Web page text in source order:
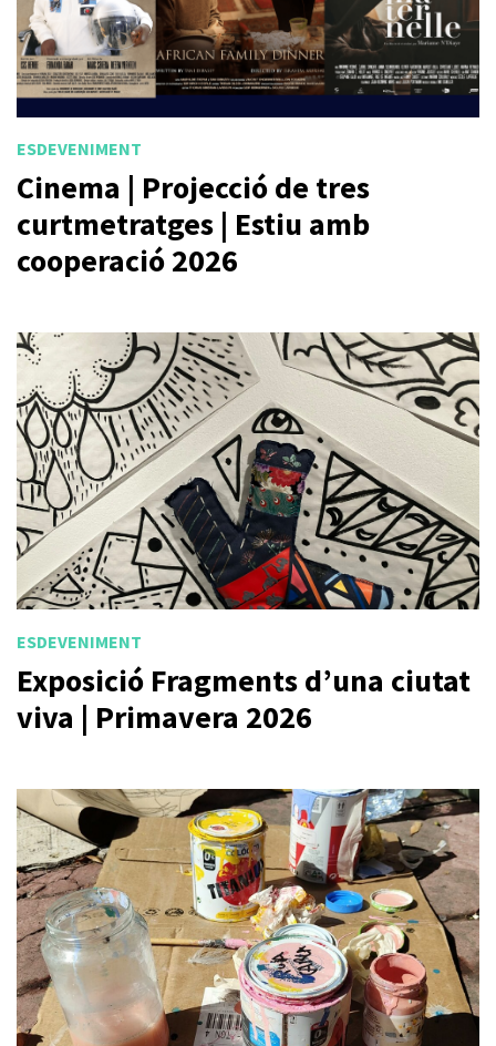
ESDEVENIMENT
Cinema | Projecció de tres
curtmetratges | Estiu amb
cooperació 2026
ESDEVENIMENT
Exposició Fragments d’una ciutat
viva | Primavera 2026